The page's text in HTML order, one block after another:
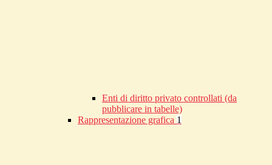
Enti di diritto privato controllati (da
pubblicare in tabelle)
Rappresentazione grafica 1